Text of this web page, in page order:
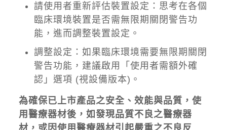
請使用者重新評估裝置設定：思考在各個
臨床環境裝置是否需無限期關閉警告功
能，進而調整裝置設定。
調整設定：如果臨床環境需要無限期關閉
警告功能，建議啟用「使用者需額外確
認」選項 (視設備版本)。
為確保已上市產品之安全、效能與品質，使
用醫療器材後，如發現品質不良之醫療器
材，或因使用醫療器材引起嚴重之不良反